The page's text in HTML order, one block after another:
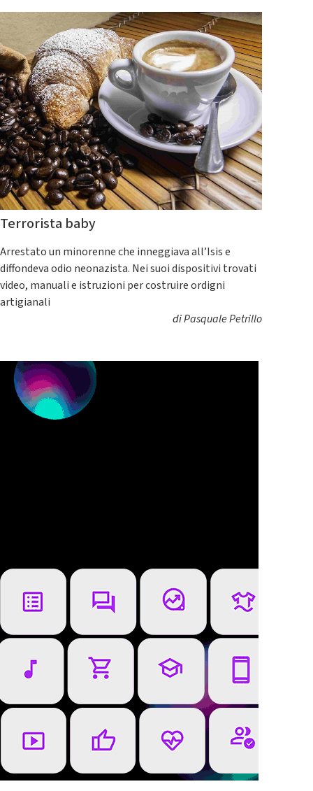
Terrorista baby
Arrestato un minorenne che inneggiava all’Isis e
diffondeva odio neonazista. Nei suoi dispositivi trovati
video, manuali e istruzioni per costruire ordigni
artigianali
diPasquale Petrillo